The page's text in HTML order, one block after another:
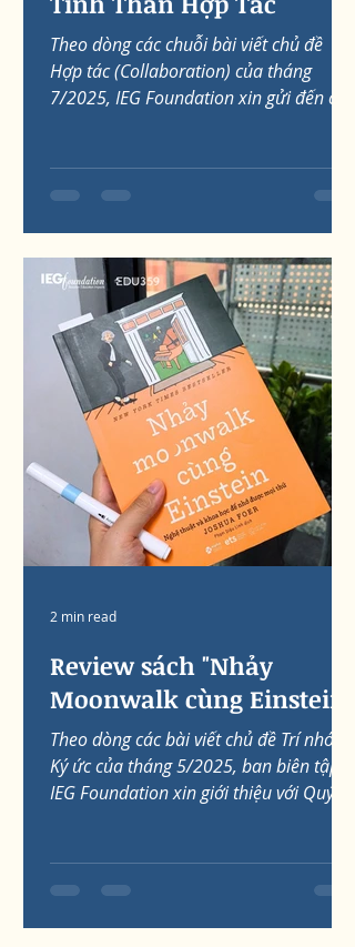
Theo dòng các chuỗi bài viết chủ đề
Hợp tác (Collaboration) của tháng
7/2025, IEG Foundation xin gửi đến các
Review sách "Nhảy
Moonwalk cùng Einstein"
Theo dòng các bài viết chủ đề Trí nhớ &
Ký ức của tháng 5/2025, ban biên tập
IEG Foundation xin giới thiệu với Quý
2 min read